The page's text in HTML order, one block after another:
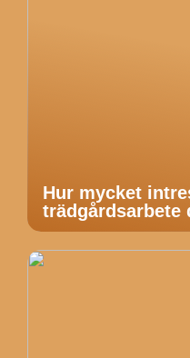
Hur mycket
trädgårdsarbete